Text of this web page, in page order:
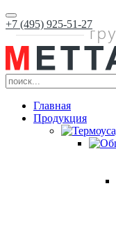
+7 (495) 925-51-27
Главная
Продукция